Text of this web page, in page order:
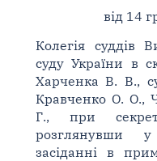
від 14
Колегія суддів
суду України в
Харченка В. В.,
Кравченко О. О.,
Г., при
розглянувши у
засіданні в